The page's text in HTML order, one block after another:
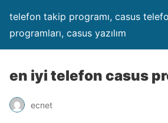
telefon takip programı, casus
programları, casus yazılım
en iyi telefon casus
ecnet